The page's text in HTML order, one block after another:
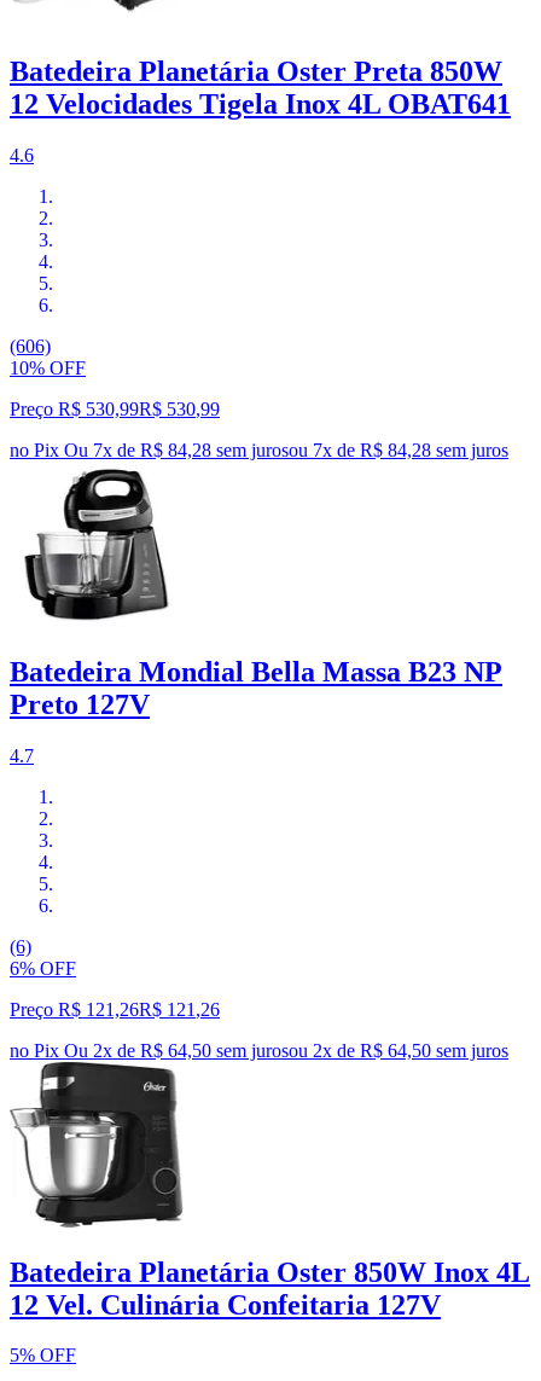
Batedeira Planetária Oster Preta 850W
12 Velocidades Tigela Inox 4L OBAT641
4.6
(606)
10% OFF
Preço R$ 530,99R$ 530,99
no Pix Ou 7x de R$ 84,28 sem jurosou 7x de R$ 84,28 sem juros
Batedeira Mondial Bella Massa B23 NP
Preto 127V
4.7
(6)
6% OFF
Preço R$ 121,26R$ 121 ,26
no Pix Ou 2x de R$ 64,50 sem jurosou 2x de R$ 64,50 sem juros
Batedeira Planetária Oster 850W Inox 4L
12 Vel. Culinária Confeitaria 127V
5% OFF